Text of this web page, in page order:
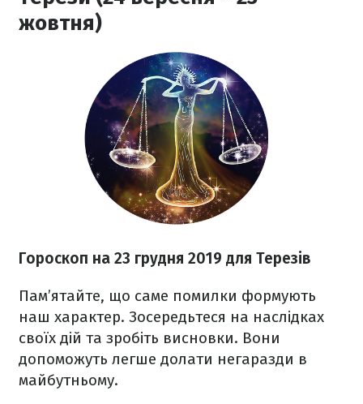
жовтня)
Гороскоп на 23 грудня 2019 для Терезів
Пам’ятайте, що саме помилки формують
наш характер. Зосередьтеся на наслідках
своїх дій та зробіть висновки. Вони
допоможуть легше долати негаразди в
майбутньому.